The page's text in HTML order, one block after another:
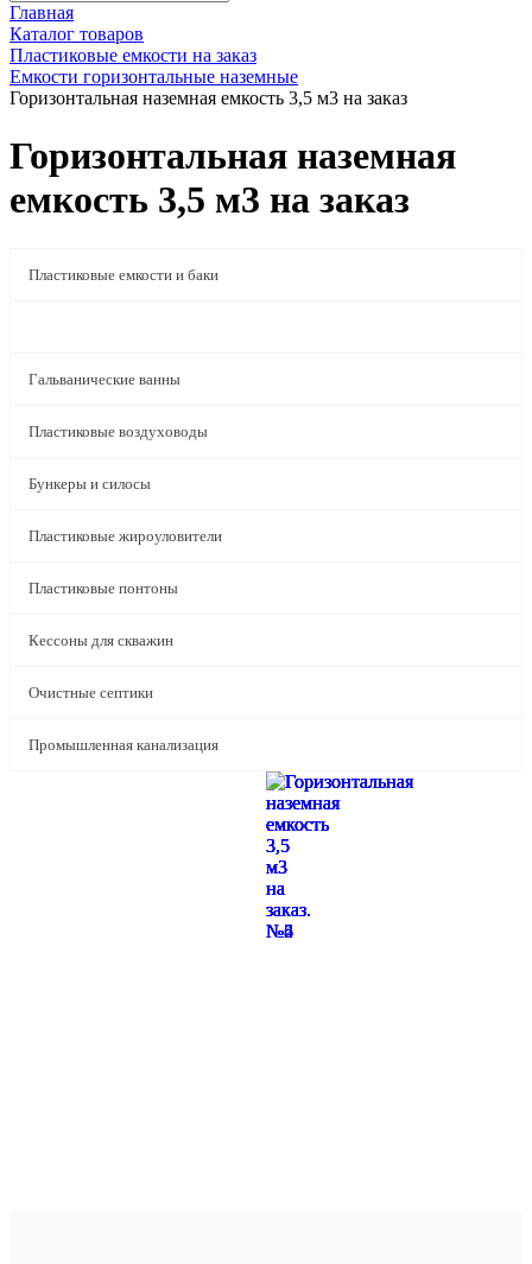
Главная
Каталог товаров
Пластиковые емкости на заказ
Емкости горизонтальные наземные
Горизонтальная наземная емкость 3,5 м3 на заказ
Горизонтальная наземная
емкость 3,5 м3 на заказ
Пластиковые емкости и баки
Гальванические ванны
Пластиковые воздуховоды
Бункеры и силосы
Пластиковые жироуловители
Пластиковые понтоны
Кессоны для скважин
Очистные септики
Промышленная канализация